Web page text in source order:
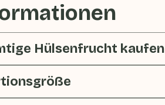
Hülsenfrucht kaufen